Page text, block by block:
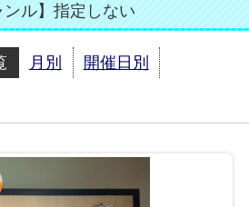
ンル】指定しない
月別
開催日別